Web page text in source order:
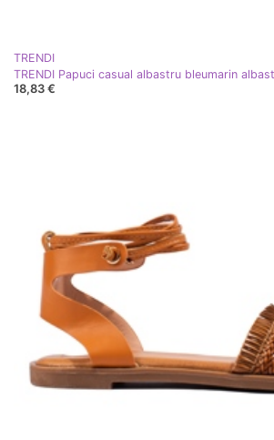
TRENDI
TRENDI Papuci casual albastru bleumarin
18,83 €